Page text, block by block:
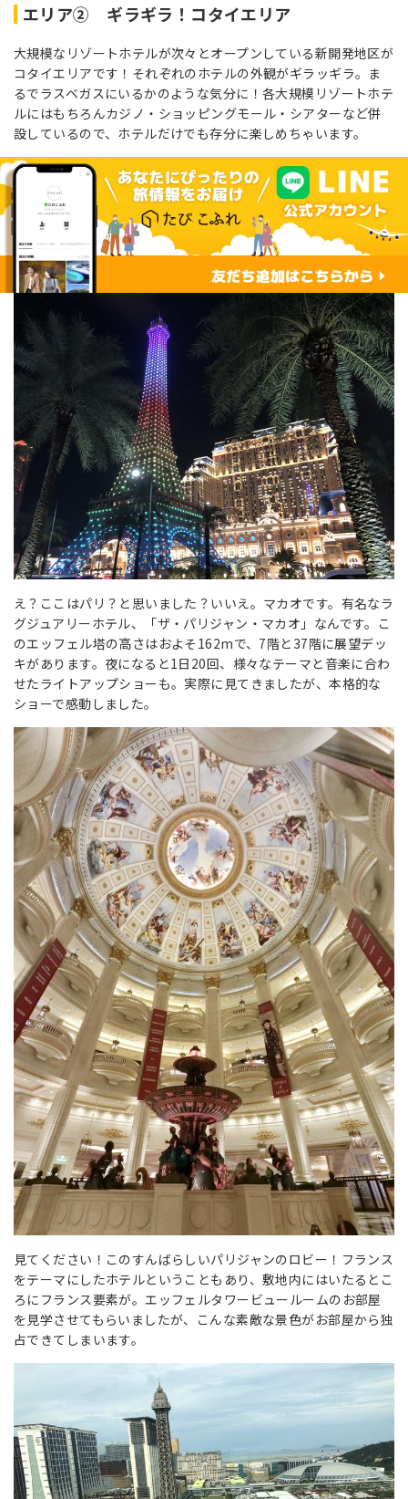
エリア② ギラギラ！コタイエリア
大規模なリゾートホテルが次々とオープンしている新開発地区が
コタイエリアです！それぞれのホテルの外観がギラッギラ。ま
るでラスベガスにいるかのような気分に！各大規模リゾートホテ
ルにはもちろんカジノ・ショッピングモール・シアターなど併
設しているので、ホテルだけでも存分に楽しめちゃいます。
え？ここはパリ？と思いました？いいえ。マカオです。有名なラ
グジュアリーホテル、「ザ・パリジャン・マカオ」なんです。こ
のエッフェル塔の高さはおよそ162mで、7階と37階に展望デッ
キがあります。夜になると1日20回、様々なテーマと音楽に合わ
せたライトアップショーも。実際に見てきましたが、本格的な
ショーで感動しました。
見てください！このすんばらしいパリジャンのロビー！フランス
をテーマにしたホテルということもあり、敷地内にはいたるとこ
ろにフランス要素が。エッフェルタワービュールームのお部屋
を見学させてもらいましたが、こんな素敵な景色がお部屋から独
占できてしまいます。